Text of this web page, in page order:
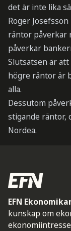
det är inte lika
Roger
räntor påverkar
påverkar
Slutsatsen är
högre räntor är
alla.
Dessutom
stigande räntor,
Nordea.
EFN
kunskap om